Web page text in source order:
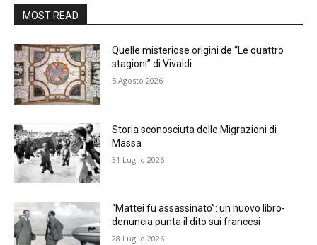
MOST READ
Quelle misteriose origini de “Le quattro
stagioni” di Vivaldi
5 Agosto 2026
Storia sconosciuta delle Migrazioni di
Massa
31 Luglio 2026
“Mattei fu assassinato”: un nuovo libro-
denuncia punta il dito sui francesi
28 Luglio 2026